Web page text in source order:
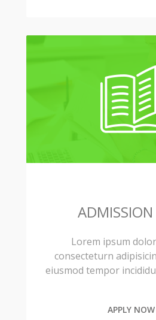
Lorem ipsum
consecteturn
eiusmod tempor
APPLY NOW